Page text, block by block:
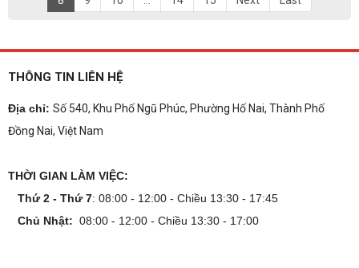
THÔNG TIN LIÊN HỆ
Địa chỉ: Số 540, Khu Phố Ngũ Phúc, Phường Hố Nai, Thành Phố
Đồng Nai, Việt Nam
THỜI GIAN LÀM VIỆC:
Thứ 2 - Thứ 7: 08:00 - 12:00 - Chiều 13:30 - 17:45
Chủ Nhật: 08:00 - 12:00 - Chiều 13:30 - 17:00